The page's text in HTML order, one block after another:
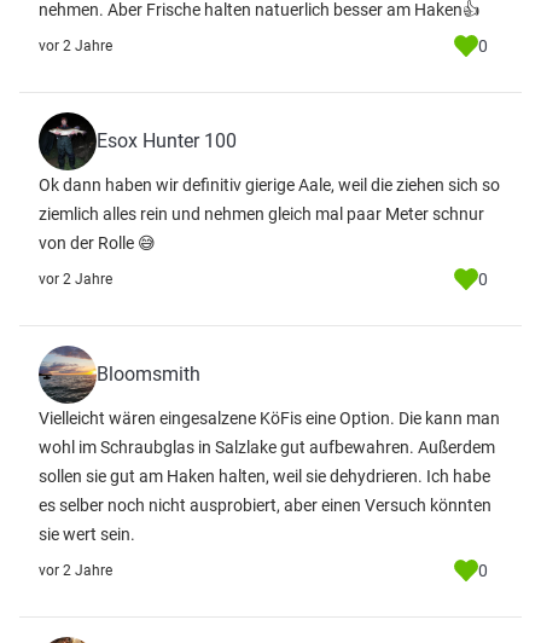
nehmen. Aber Frische halten natuerlich besser am Haken👍
vor 2 Jahre 0
Esox Hunter 100
Ok dann haben wir definitiv gierige Aale, weil die ziehen sich so
ziemlich alles rein und nehmen gleich mal paar Meter schnur
von der Rolle 😅
vor 2 Jahre 0
Bloomsmith
Vielleicht wären eingesalzene KöFis eine Option. Die kann man
wohl im Schraubglas in Salzlake gut aufbewahren. Außerdem
sollen sie gut am Haken halten, weil sie dehydrieren. Ich habe
es selber noch nicht ausprobiert, aber einen Versuch könnten
sie wert sein.
vor 2 Jahre 0